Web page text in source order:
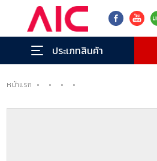
ประเภทสินค้า
หน้าแรก • • • •